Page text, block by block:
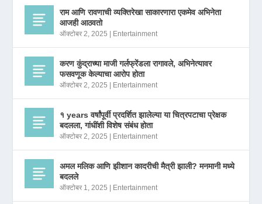
राम आणि रावणाची व्यक्तिरेखा साकारणारा एकमेव अभिनेता
आजही आठवतो
ऑक्टोबर 2, 2025 Entertainment
करण कुंद्राच्या माजी गर्लफ्रेंडला रागावले, अभिनेत्यावर
फसवणूक केल्याचा आरोप होता
ऑक्टोबर 2, 2025 Entertainment
१ years वर्षांपूर्वी प्रदर्शित झालेल्या या चित्रपटाचा प्रेक्षक
बदलला, गांधींशी विशेष संबंध होता
ऑक्टोबर 2, 2025 Entertainment
अमल मलिक आणि झीशान कादरीची मैत्री झाली? मनमानी मध्ये
बदलले
ऑक्टोबर 1, 2025 Entertainment